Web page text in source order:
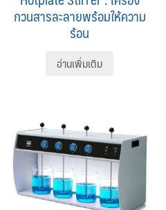
กวนสารละลายพร้อมให้ความ
ร้อน
อ่านเพิ่มเติม